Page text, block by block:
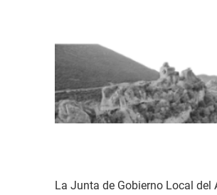
La Junta de Gobierno Local